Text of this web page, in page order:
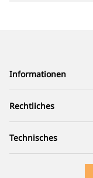
Informationen
Rechtliches
Technisches